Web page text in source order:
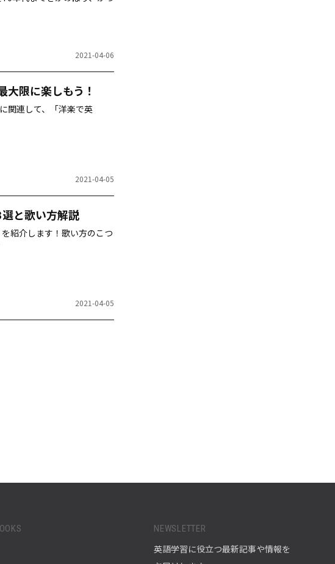
2021-04-06
限に楽しもう！
関連して、「洋楽で英
2021-04-05
と歌い方解説
紹介します！歌い方のこつ
2021-04-05
NEWSLETTER
英語学習に役立つ最新記事や情報を